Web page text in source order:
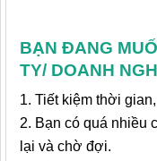
BẠN ĐANG
TY/ DOANH
1. Tiết kiệm thời
2. Bạn có quá nhiều
lại và chờ đợi.